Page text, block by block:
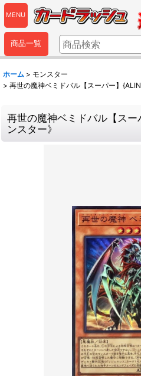
MENU
商品一覧
ホーム > モンスター
> 再世の魔神ベミドバル【スーパー】
再世の魔神ベミドバル【ス
ンスター》